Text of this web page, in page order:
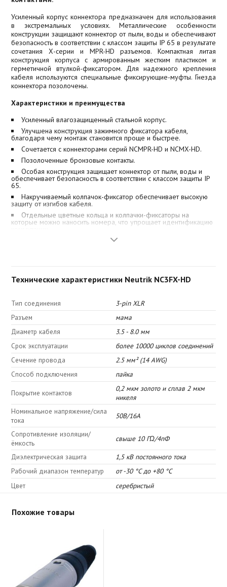
Усиленный корпус коннектора предназначен для использования
в экстремальных условиях. Металлические особенности
конструкции защищают коннектор от пыли, воды и обеспечивают
безопасность в соответствии с классом защиты IP 65 в результате
сочетания Х-серии и MPR-HD разъемов. Компактная литая
конструкция корпуса с армированным жестким пластиком и
герметичной втулкой-фиксатором. Для надежного крепления
кабеля используются специальные фиксирующие-муфты. Гнезда
коннектора позолочены.
Характеристики и преимущества
Усиленный влагозащищенный стальной корпус.
Улучшена конструкция зажимного фиксатора кабеля,
благодаря чему монтаж становится проще и быстрее.
Сочетается с коннекторами серий NCMPR-HD и NCMX-HD.
Позолоченные бронзовые контакты.
Особая конструкция защищает коннектор от пыли, воды и
обеспечивает безопасность в соответствии с классом защиты IP
65.
Накручиваемый колпачок-фиксатор обеспечивает высокую
защиту от изгибов кабеля.
Отдельные цветные кольца и колпачки-фиксаторы на
которые можно наносить номера, что упрощает идентификацию
коммутации.
Технические характеристики Neutrik NC3FX-HD
Тип соединения
3-pin XLR
Разъем
мама
Диаметр кабеля
3.5 - 8.0 мм
Cрок эксплуатации
более 10000 циклов соединений
Сечение провода
2.5 мм² (14 AWG)
Способ подключения
пайка
Покрытие контактов
0,2 мкм золото и сплав 2 мкм
никеля
Номинальное напряжение/сила
тока
50В/16А
Сопротивление изоляции/
ёмкость
свыше 10 ГΩ/4пФ
Диэлектрическая защита
1,5 кВ постоянного тока
Рабочий диапазон температур
от -30 °C до +80 °C
Цвет
серебристый
Похожие товары